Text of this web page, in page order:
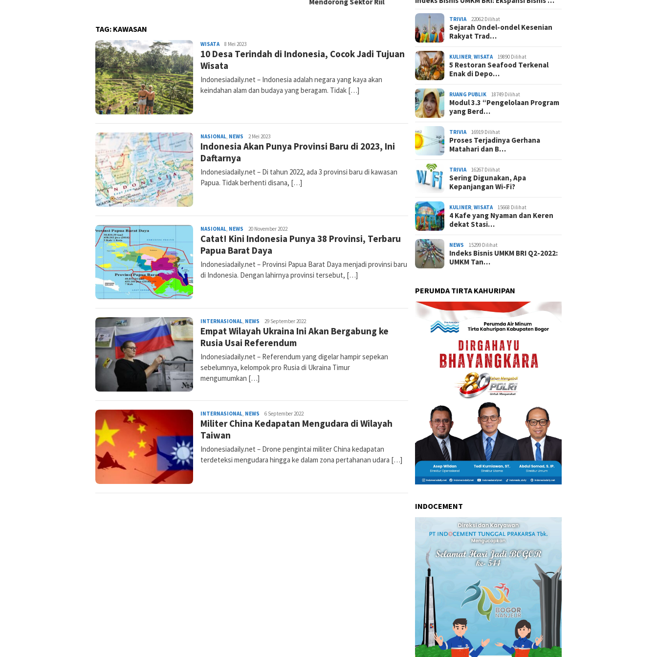
TAG: KAWASAN
WISATAAdmin
Indonesiadaily
8 Mei 2023
10 Desa Terindah di Indonesia, Cocok Jadi Tujuan
Wisata
Indonesiadaily.net – Indonesia adalah negara yang kaya akan
keindahan alam dan budaya yang beragam. Tidak […]
NASIONAL, NEWS Admin
Indonesiadaily
2 Mei 2023
Indonesia Akan Punya Provinsi Baru di 2023, Ini
Daftarnya
Indonesiadaily.net – Di tahun 2022, ada 3 provinsi baru di kawasan
Papua. Tidak berhenti disana, […]
NASIONAL, NEWS Admin
Indonesiadaily
20 November 2022
Catat! Kini Indonesia Punya 38 Provinsi, Terbaru
Papua Barat Daya
Indonesiadaily.net – Provinsi Papua Barat Daya menjadi provinsi baru
di Indonesia. Dengan lahirnya provinsi tersebut, […]
INTERNASIONAL, NEWS Admin
Indonesiadaily
29 September 2022
Empat Wilayah Ukraina Ini Akan Bergabung ke
Rusia Usai Referendum
Indonesiadaily.net – Referendum yang digelar hampir sepekan
sebelumnya, kelompok pro Rusia di Ukraina Timur
mengumumkan […]
INTERNASIONAL, NEWS Admin
Indonesiadaily
6 September 2022
Militer China Kedapatan Mengudara di Wilayah
Taiwan
Indonesiadaily.net – Drone pengintai militer China kedapatan
terdeteksi mengudara hingga ke dalam zona pertahanan udara […]
TRIVIA 22062 Dilihat
Sejarah Ondel-ondel Kesenian
Rakyat Trad…
KULINER ,WISATA 19890 Dilihat
5 Restoran Seafood Terkenal
Enak di Depo…
RUANG PUBLIK 18749 Dilihat
Modul 3.3 “Pengelolaan Program
yang Berd…
TRIVIA 16919 Dilihat
Proses Terjadinya Gerhana
Matahari dan B…
TRIVIA 16267 Dilihat
Sering Digunakan, Apa
Kepanjangan Wi-Fi?
KULINER ,WISATA 15668 Dilihat
4 Kafe yang Nyaman dan Keren
dekat Stasi…
NEWS 15299 Dilihat
Indeks Bisnis UMKM BRI Q2-2022:
UMKM Tan…
PERUMDA TIRTA KAHURIPAN
INDOCEMENT